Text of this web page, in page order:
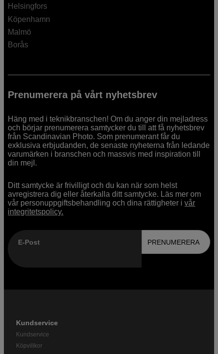
Helsingfors
Köpenhamn
Malmö
Borås
Prenumerera på vårt nyhetsbrev
Häng med i teknikbranschen! Om du anger din mejladress
och börjar prenumerera samtycker du till att få nyhetsbrev
från Scandinavian Photo. Som prenumerant får du
exklusiva erbjudanden, de senaste nyheterna från ledande
varumärken i branschen och massvis med inspiration till
din mejl.
Ditt samtycke är frivilligt och du kan när som helst
avregistrera dig eller återkalla ditt samtycke. Läs mer om
vår personuppgiftsbehandling och dina rättigheter ivår
integritetspolicy.
E-Post PRENUMERERA
Kundservice
Kundservice
Köpvillkor